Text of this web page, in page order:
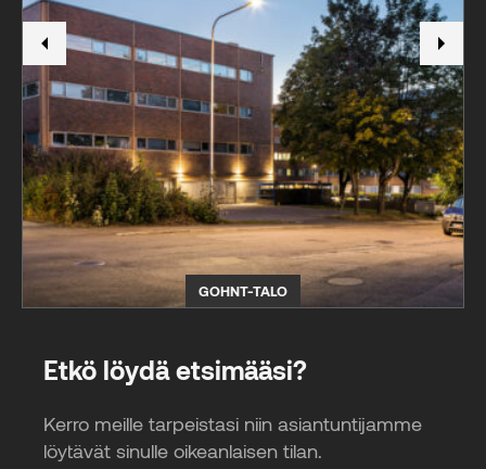
GOHNT-TALO
Etkö löydä etsimääsi?
Kerro meille tarpeistasi niin asiantuntijamme
löytävät sinulle oikeanlaisen tilan.